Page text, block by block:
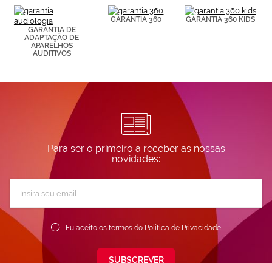
consultar más
información en
nuestra
Política de
Cookies.
GARANTIA DE
ADAPTAÇÃO DE
APARELHOS
AUDITIVOS
GARANTIA 360 GARANTIA 360 KIDS
Para ser o primeiro a receber as nossas
novidades:
Newsletter:
Eu aceito os termos do Política de Privacidade
SUBSCREVER